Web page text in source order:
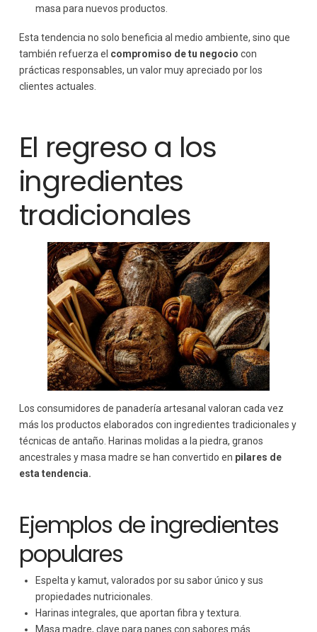
masa para nuevos productos.
Esta tendencia no solo beneficia al medio ambiente, sino que
también refuerza el compromiso de tu negocio con
prácticas responsables, un valor muy apreciado por los
clientes actuales.
El regreso a los
ingredientes
tradicionales
Los consumidores de panadería artesanal valoran cada vez
más los productos elaborados con ingredientes tradicionales y
técnicas de antaño. Harinas molidas a la piedra, granos
ancestrales y masa madre se han convertido en pilares de
esta tendencia.
Ejemplos de ingredientes
populares
Espelta y kamut, valorados por su sabor único y sus
propiedades nutricionales.
Harinas integrales, que aportan fibra y textura.
Masa madre, clave para panes con sabores más